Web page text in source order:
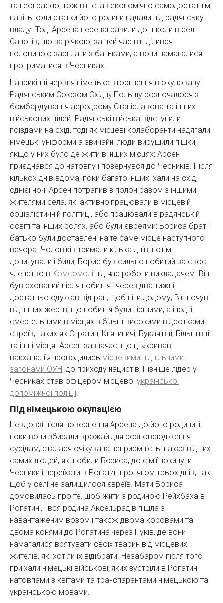
та географію, тож він став економічно самодостатнім,
навіть коли статки його родини падали під радянську
владу. Тоді Арсена перенаправили до школи в селі
Сапогів, що за річкою; за цей час він ділився
половиною зарплати з батьками, а вони намагалися
протриматися в Чесниках.
Наприкінці червня німецьке вторгнення в окуповану
Радянським Союзом Східну Польщу розпочалося з
бомбардування аеродрому Станіславова та інших
військових цілей. Радянські війська відступили
поїздами на схід, тоді як місцеві колаборанти надягали
німецькі уніформи а звичайні люди вирушили пішки,
якщо у них було де жити в інших місцях; Арсен
приєднався до натовпу і повернувся до Чесників. Після
кількох днів вдома, поки багато інших їхали на схід,
однієї ночі Арсен потрапив в полон разом з іншими
жителями села, які активно працювали в місцевій
соціалістичній політиці, або працювали в радянській
освіті та інших ролях, або були євреями; Бориса брат і
батько були доставлені на те саме місце наступного
вечора. Чоловіків тримали кілька днів, потім
допитували і били; Борис був сильно побитий за своє
членство в Комсомолі під час роботи викладачем. Він
був схований після побиття і через два тижні
достатньо одужав від ран, щоб піти додому; Він почув
від інших жертв, що побиття були гіршими, а іноді і
смертельними в місцях з більш високими відсотками
євреїв, таких як Стратин, Княгиничі, Букачівці, Більшівці
та інші місця. Арсен зазначає, що ці «криваві
вакханалії» проводились місцевими підпільними
загонами ОУН, до приходу нацистів; Пізніше лідер у
Чесниках став офіцером місцевоїукраїнської
допоміжної поліції.
Під німецькою окупацією
Невдовзі після повернення Арсена до його родини, і
поки вони збирали врожай для розповсюдження
сусідам, сталася очікувана неприємність: наказ від тих
самих людей, які побили Бориса, до сім’ї покинути
Чесники і переїхати в Рогатин протягом трьох днів, так
щоб у селі не залишилося євреїв. Мати Бориса
домовилась про те, щоб жити з родиною Рейхбаха в
Рогатині, і вся родина Аксельрадів пішла з
навантаженим возом і також двома коровами та
двома конями до Рогатина через Пуків, де вони
намагалися врятувати своїх тварин від місцевих
жителів, які хотіли їх відібрати. Незабаром після того
приїхали німецькі військові, яких зустріли в Рогатині
натовпами з квітами та транспарантами німецькою та
українською мовами.